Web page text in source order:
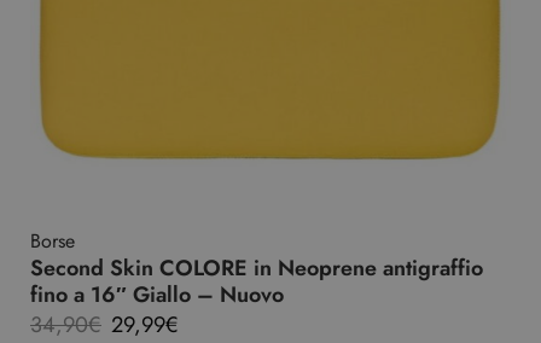
Borse
Second Skin COLORE in Neoprene antigraffio
fino a 16″ Giallo – Nuovo
34,90€ 29,99€